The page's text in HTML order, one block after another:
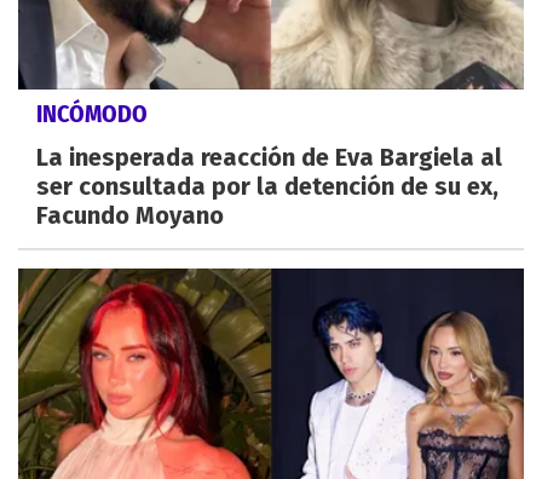
INCÓMODO
La inesperada reacción de Eva Bargiela al
ser consultada por la detención de su ex,
Facundo Moyano